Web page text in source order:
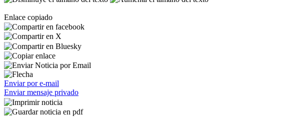
Enlace copiado
Enviar por e-mail
Enviar mensaje privado